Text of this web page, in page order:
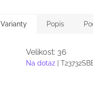
Varianty Popis
Velikost: 36
Na dotaz |